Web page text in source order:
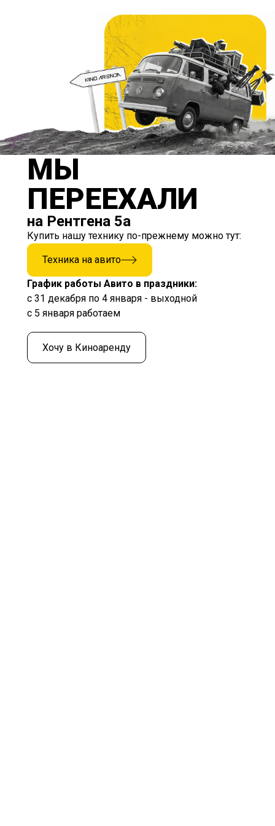
МЫ
ПЕРЕЕХАЛИ
на Рентгена 5а
Купить нашу технику по-прежнему можно тут:
Техника на авито
График работы Авито в праздники:
с 31 декабря по 4 января - выходной
с 5 января работаем
Хочу в Киноаренду